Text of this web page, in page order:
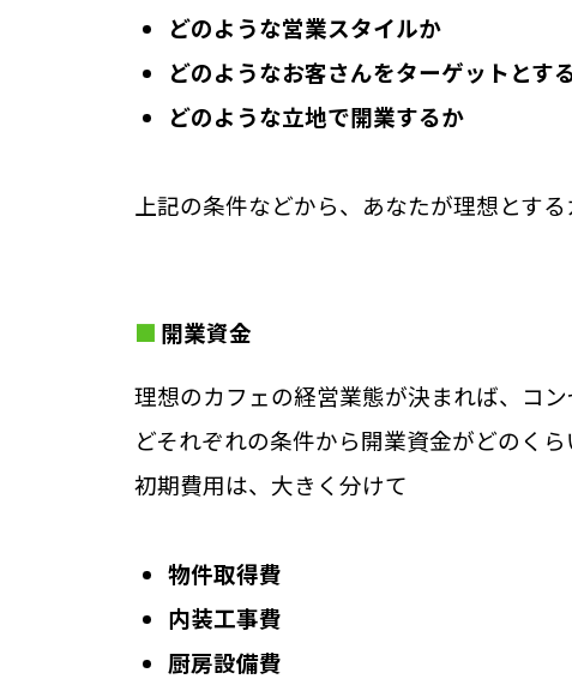
どのような営業スタイルか
どのようなお客さんをターゲットとす
どのような立地で開業するか
上記の条件などから、あなたが理想とす
開業資金
理想のカフェの経営業態が決まれば、コ
どそれぞれの条件から開業資金がどのくら
初期費用は、大きく分けて
物件取得費
内装工事費
厨房設備費